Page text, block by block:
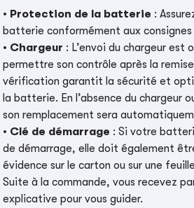
• Protection de la batterie :
batterie conformément aux
• Chargeur : L’envoi du chargeur est
permettre son contrôle après la
vérification garantit la sécurité et
la batterie. En l’absence du chargeur
son remplacement sera
• Clé de démarrage : Si votre
de démarrage, elle doit également
évidence sur le carton ou sur une
Suite à la commande, vous recevez
explicative pour vous guider.